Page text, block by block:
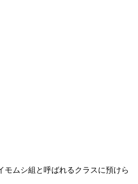
モムシ組と呼ばれるクラスに預けら